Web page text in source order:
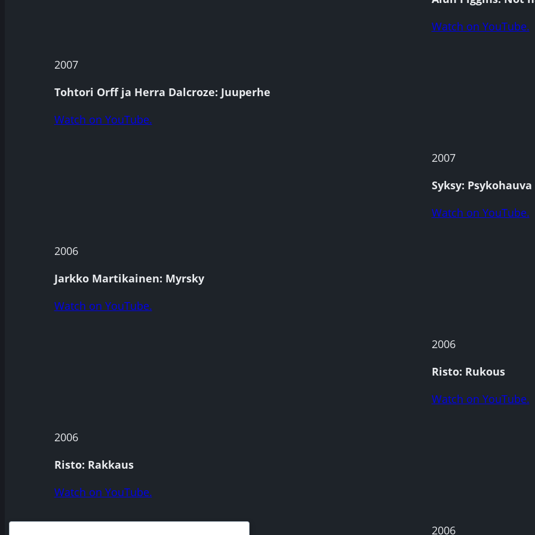
Watch on YouTube.
2007
Tohtori Orff ja Herra Dalcroze: Juuperhe
Watch on YouTube.
2007
Syksy:
Watch on YouTube.
2006
Jarkko Martikainen: Myrsky
Watch on YouTube.
2006
Risto: Rukous
Watch on YouTube.
2006
Risto: Rakkaus
Watch on YouTube.
2006